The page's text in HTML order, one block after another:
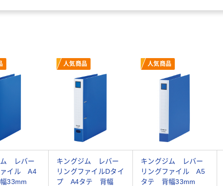
人気商品 人気商品
ム レバー
ァイル A4
33mm
キングジム レバー
リングファイルDタイ
プ A4タテ 背幅
キングジム レバー
リングファイル A5
タテ 背幅33mm